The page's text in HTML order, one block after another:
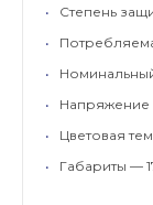
•
Степень
•
•
•
Напряжение
•
Цветовая
•
Габариты —